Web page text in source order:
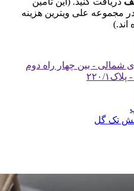
مجموعه علی ویترین هزینه
اند.)
شمالی - بین چهار راه دوم
۱
تک گل